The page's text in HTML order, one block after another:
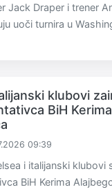
Jack Draper i trener
uoči turnira u
klubovi
BiH Kerima
09:39
i italijanski klubovi
BiH Kerima